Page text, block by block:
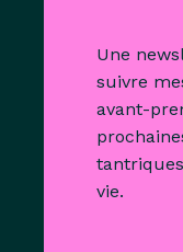
Une
suivre
avant-
vie.